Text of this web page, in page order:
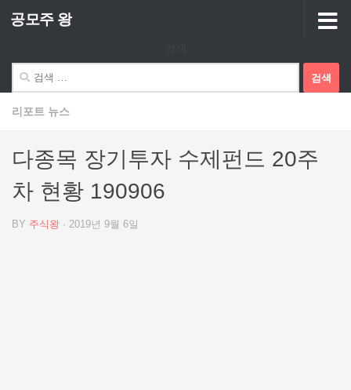
Skip to content
공모주 왕
색:
리포트 뉴스
다종목 장기투자 수제펀드 20주
차 현황 190906
BY 주식왕 · 2019년 9월 6일